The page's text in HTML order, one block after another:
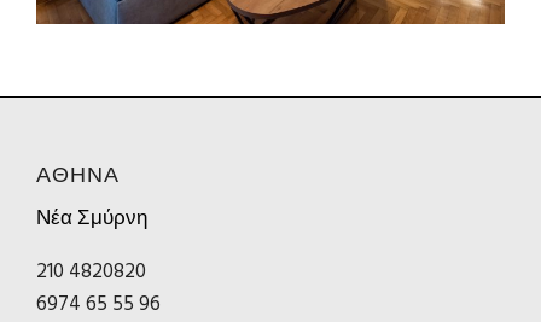
ΑΘΗΝΑ
Νέα Σμύρνη
210 4820820
6974 65 55 96